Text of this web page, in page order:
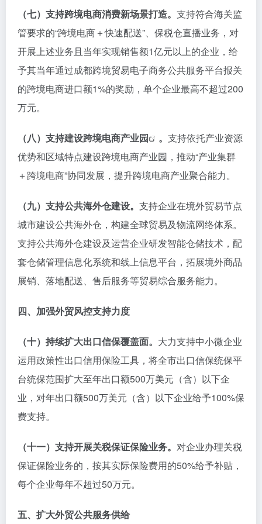
（七）支持跨境电商消费新场景打造。 支持符合海关监
管要求的“跨境电商＋快速配送”、保税仓直播业务，对
开展上述业务且当年实现销售额1亿元以上的企业，给
予其当年通过成都跨境贸易电子商务公共服务平台报关
的跨境电商进口额1%的奖励，单个企业最高不超过200
万元。
（八）支持建设跨境电商产业园 。 支持依托产业资源
优势和区域特点建设跨境电商产业园，推动“产业集群
＋跨境电商”协同发展，提升跨境电商产业聚合能力。
（九）支持公共海外仓建设。 支持企业在境外贸易节点
城市建设公共海外仓，构建全球贸易及物流网络体系。
支持公共海外仓建设及运营企业研发智能仓储技术，配
套仓储管理信息化系统和线上信息平台，拓展境外商品
展销、落地配送、售后服务等贸易综合服务能力。
四、加强外贸风控支持力度
（十）持续扩大出口信保覆盖面。 大力支持中小微企业
运用政策性出口信用保险工具，将全市出口信保统保平
台统保范围扩大至年出口额500万美元（含）以下企
业，对年出口额500万美元（含）以下企业给予100%保
费支持。
（十一）支持开展关税保证保险业务。 对企业办理关税
保证保险业务的，按其实际保险费用的50%给予补贴，
每个企业每年不超过50万元。
五、扩大外贸公共服务供给